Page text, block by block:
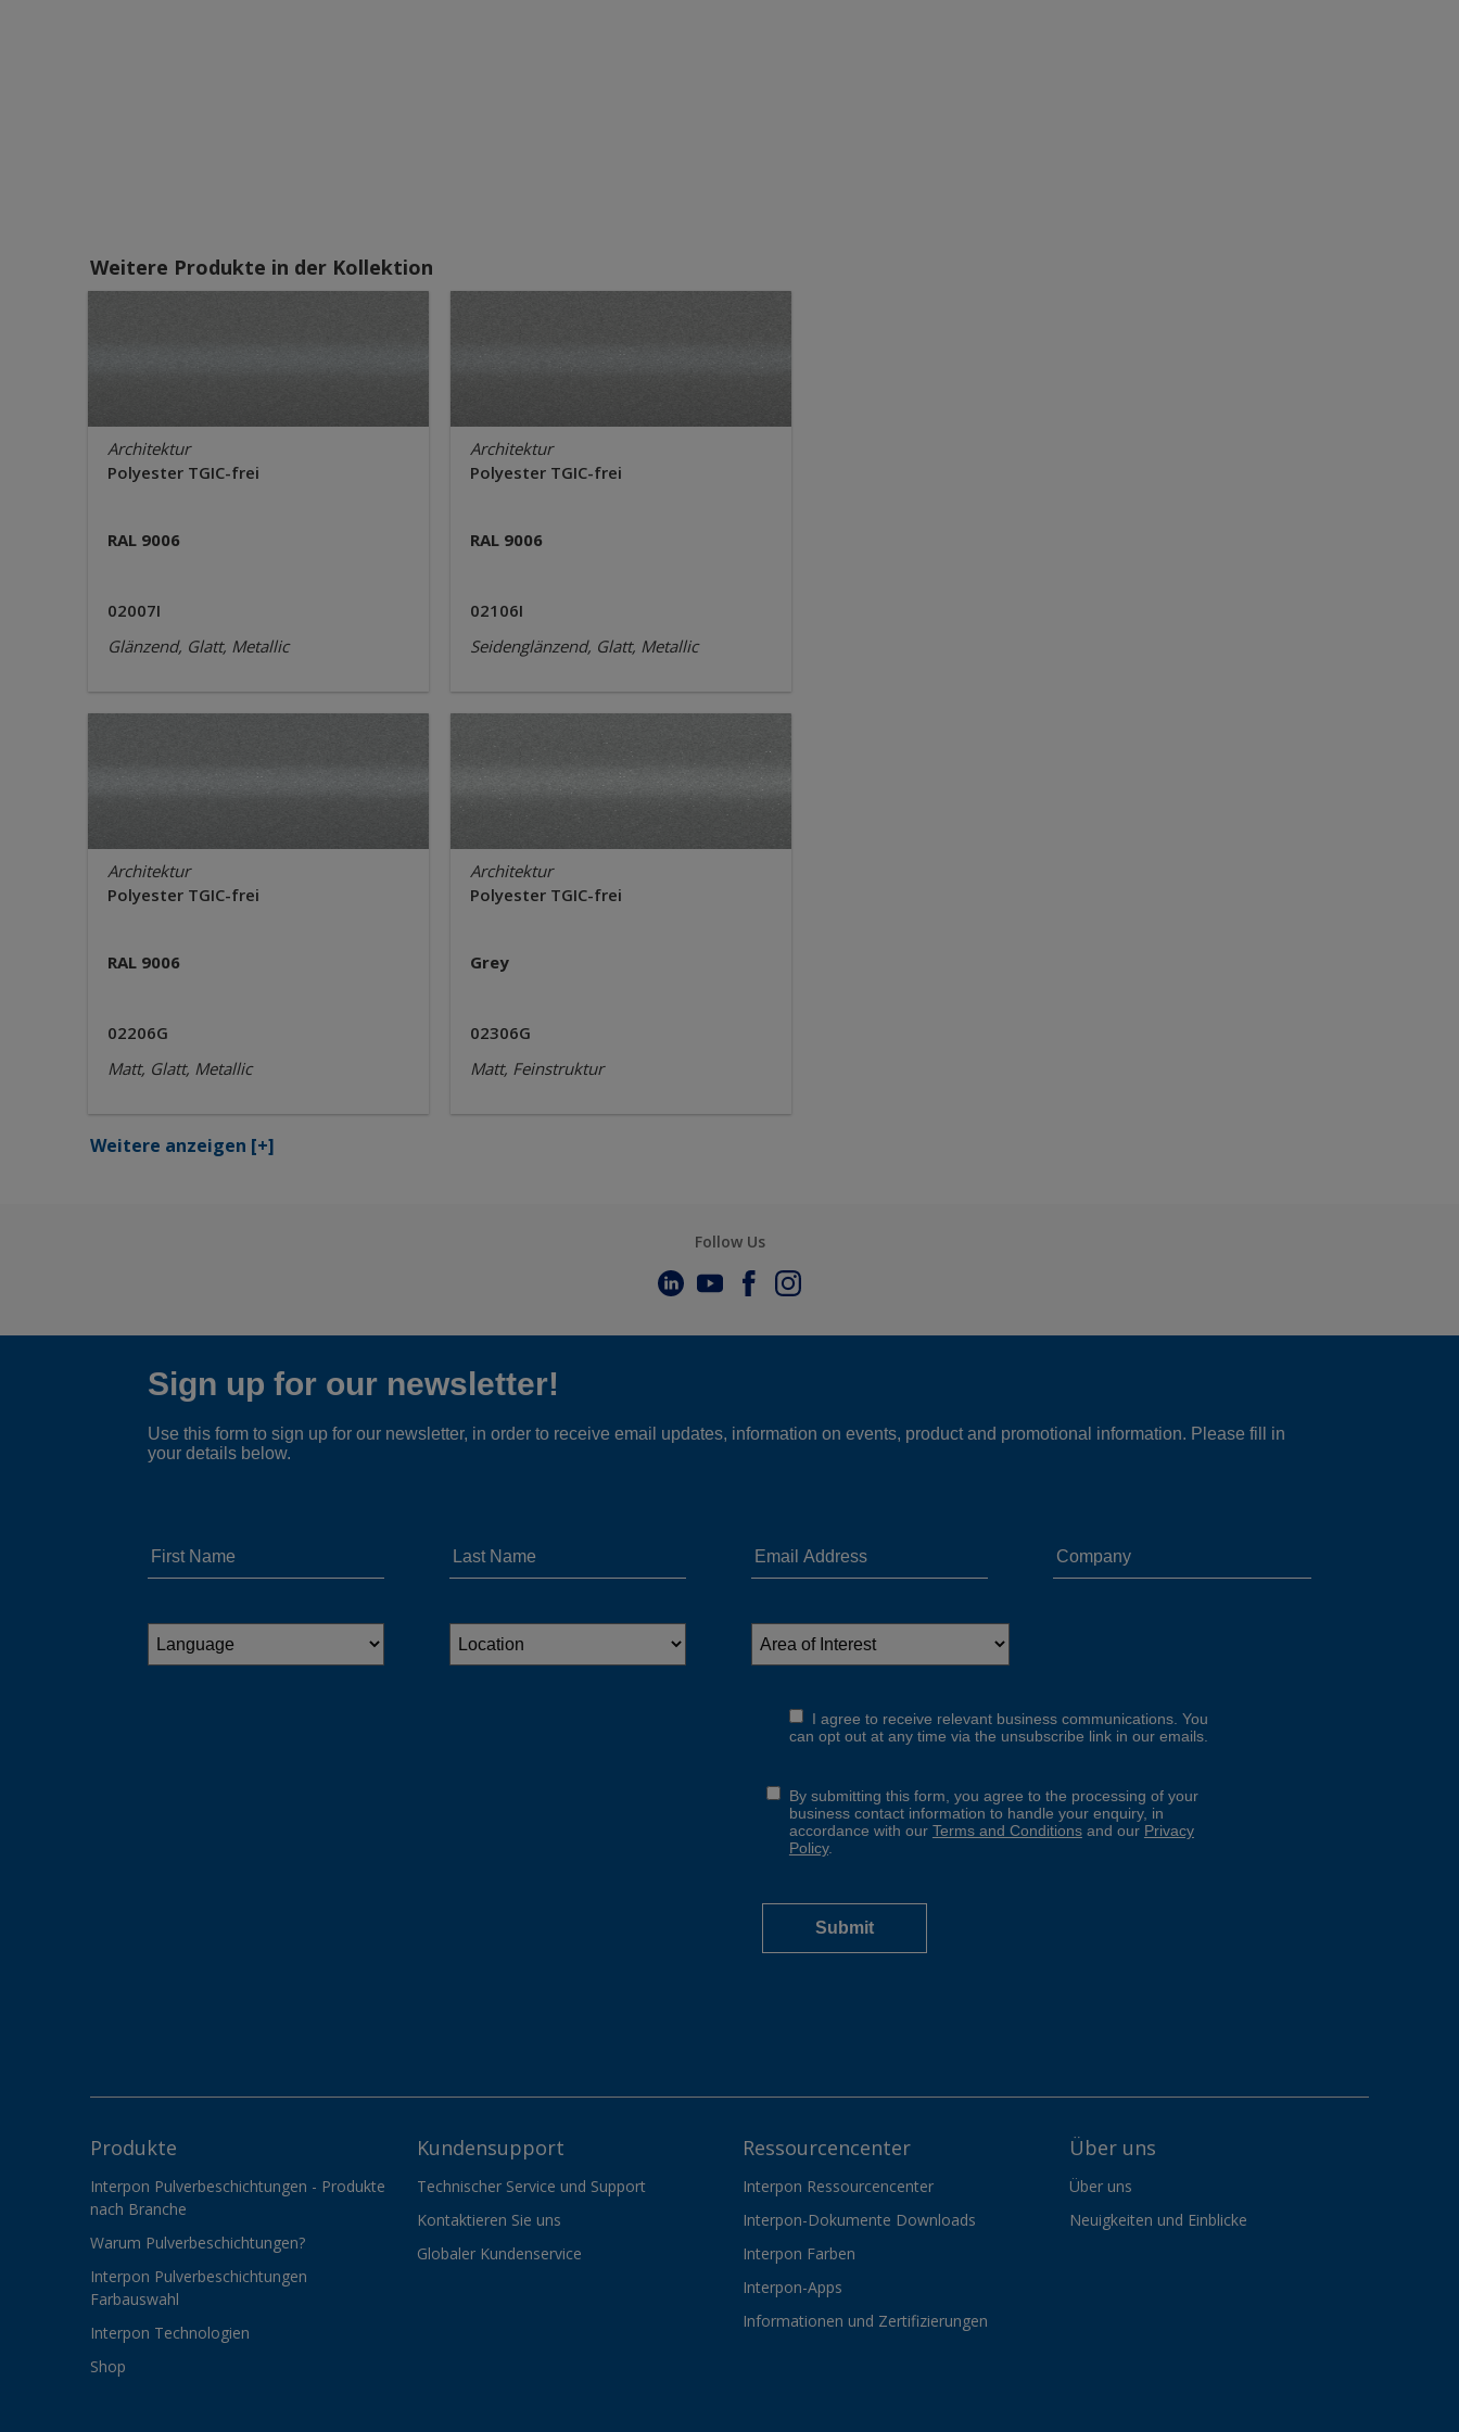
Weitere Produkte in der Kollektion
Architektur
Polyester TGIC-frei
RAL 9006
02007I
Glänzend, Glatt, Metallic
Architektur
Polyester TGIC-frei
RAL 9006
02106I
Seidenglänzend, Glatt, Metallic
Architektur
Polyester TGIC-frei
RAL 9006
02206G
Matt, Glatt, Metallic
Architektur
Polyester TGIC-frei
Grey
02306G
Matt, Feinstruktur
Weitere anzeigen [+]
Follow Us
Produkte
Interpon Pulverbeschichtungen - Produkte
nach Branche
Warum Pulverbeschichtungen?
Interpon Pulverbeschichtungen
Farbauswahl
Interpon Technologien
Shop
Kundensupport
Technischer Service und Support
Kontaktieren Sie uns
Globaler Kundenservice
Ressourcencenter
Interpon Ressourcencenter
Interpon-Dokumente Downloads
Interpon Farben
Interpon-Apps
Informationen und Zertifizierungen
Über uns
Über uns
Neuigkeiten und Einblicke